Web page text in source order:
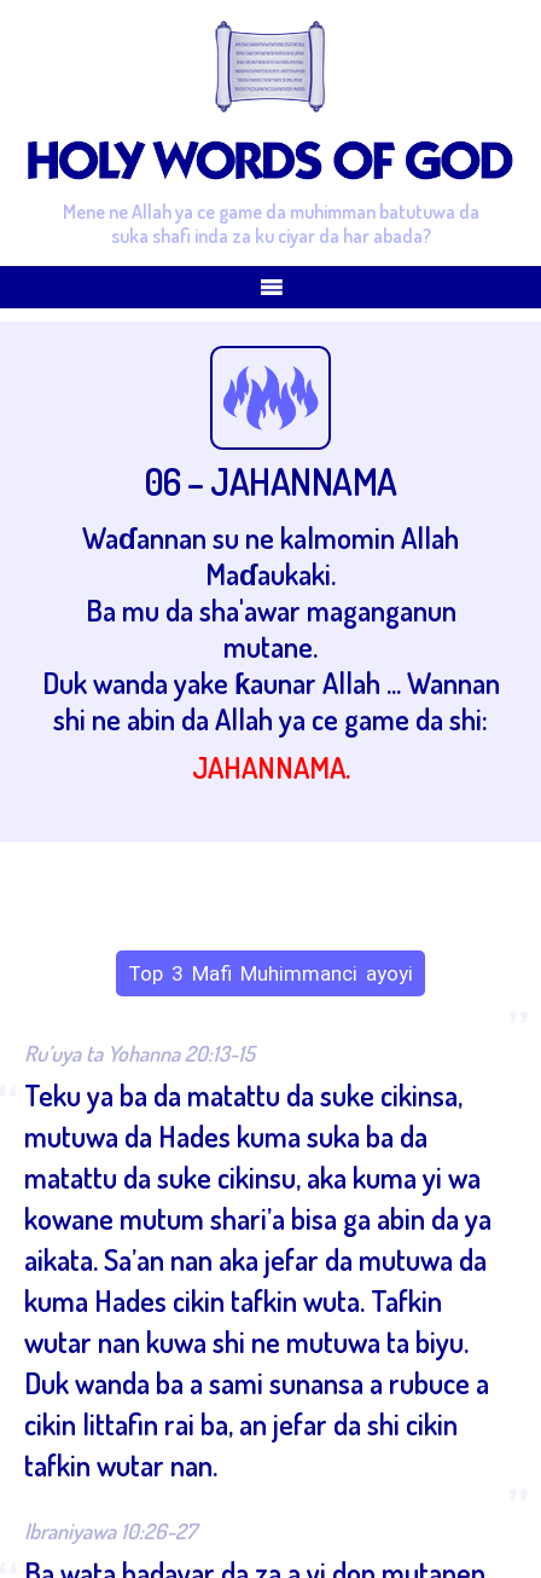
Mene ne Allah ya ce game da muhimman batutuwa da
suka shafi inda za ku ciyar da har abada?
06 – JAHANNAMA
Waɗannan su ne kalmomin Allah
Maɗaukaki.
Ba mu da sha'awar maganganun
mutane.
Duk wanda yake ƙaunar Allah ... Wannan
shi ne abin da Allah ya ce game da shi:
JAHANNAMA.
Top 3 Mafi Muhimmanci ayoyi
Ru’uya ta Yohanna 20:13-15
Teku ya ba da matattu da suke cikinsa,
mutuwa da Hades kuma suka ba da
matattu da suke cikinsu, aka kuma yi wa
kowane mutum shari’a bisa ga abin da ya
aikata. Sa’an nan aka jefar da mutuwa da
kuma Hades cikin tafkin wuta. Tafkin
wutar nan kuwa shi ne mutuwa ta biyu.
Duk wanda ba a sami sunansa a rubuce a
cikin littafin rai ba, an jefar da shi cikin
tafkin wutar nan.
Ibraniyawa 10:26-27